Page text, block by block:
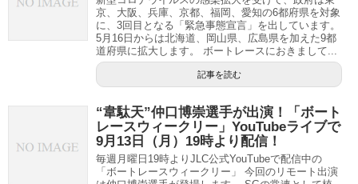
京、大阪、兵庫、京都、福岡、愛知の6都府県を対象
に、3回目となる「緊急事態宣言」を出しています。
5月16日からは北海道、岡山県、広島県を加えた9都
道府県に拡大します。 ボートレースにおきまして...
記事を読む
“韋駄天”仲口博崇選手が出演！「ボート
レースウィークリー」YouTubeライブで
9月13日（月）19時より配信！
毎週月曜日19時よりJLC公式YouTubeで配信中の
「ボートレースウィークリー」 今回のリモート出演